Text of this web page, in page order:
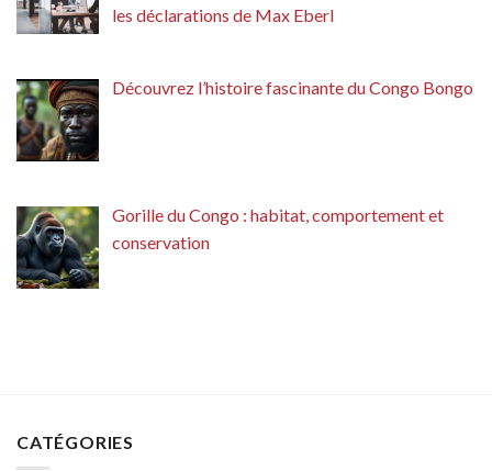
les déclarations de Max Eberl
Découvrez l’histoire fascinante du Congo Bongo
Gorille du Congo : habitat, comportement et
conservation
CATÉGORIES